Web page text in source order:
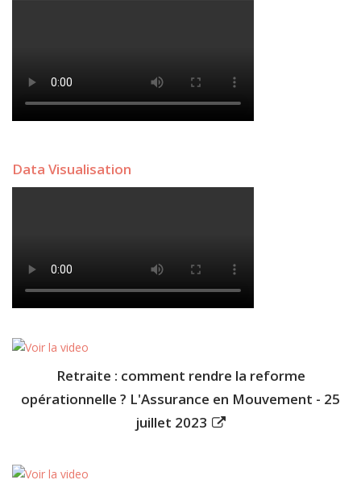
Data Visualisation
Retraite : comment rendre la reforme
opérationnelle ? L'Assurance en Mouvement - 25
juillet 2023